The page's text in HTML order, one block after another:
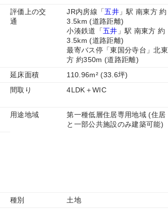
評価上の交
通
JR内房線「五井 」駅 南東方 約
3.5km (道路距離)
小湊鉄道「五井 」駅 南東方 約
3.5km (道路距離)
最寄バス停「東国分寺台」北東
方 約350m (道路距離)
延床面積
110.96m² (33.6坪)
間取り 4LDK＋WIC
用途地域
第一種低層住居専用地域 (住居
と一部公共施設のみ建築可能)
種別
土地